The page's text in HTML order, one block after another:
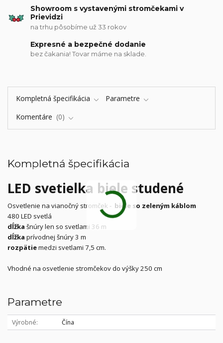
Showroom s vystavenými stromčekami v
Prievidzi
na trhu pôsobíme už 33 rokov
Expresné a bezpečné dodanie
bez čakania! Tovar máme na sklade.
Kompletná špecifikácia
Parametre
Komentáre
0
Kompletná špecifikácia
LED svetielka biele studené
Osvetlenie na vianočný stromček - biele so zeleným káblom
480 LED svetlá
dĺžka šnúry len so svetlami 36 m
dĺžka prívodnej šnúry 3 m
rozpätiemedzi svetlami 7,5 cm.
Vhodné na osvetlenie stromčekov do výšky 250 cm
Parametre
Výrobné Čína